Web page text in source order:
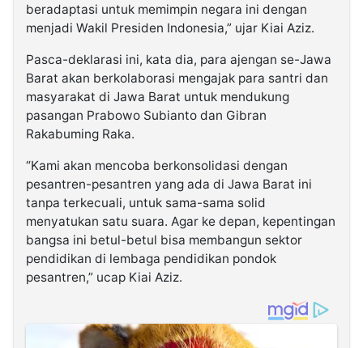
beradaptasi untuk memimpin negara ini dengan
menjadi Wakil Presiden Indonesia,” ujar Kiai Aziz.
Pasca-deklarasi ini, kata dia, para ajengan se-Jawa
Barat akan berkolaborasi mengajak para santri dan
masyarakat di Jawa Barat untuk mendukung
pasangan Prabowo Subianto dan Gibran
Rakabuming Raka.
“Kami akan mencoba berkonsolidasi dengan
pesantren-pesantren yang ada di Jawa Barat ini
tanpa terkecuali, untuk sama-sama solid
menyatukan satu suara. Agar ke depan, kepentingan
bangsa ini betul-betul bisa membangun sektor
pendidikan di lembaga pendidikan pondok
pesantren,” ucap Kiai Aziz.